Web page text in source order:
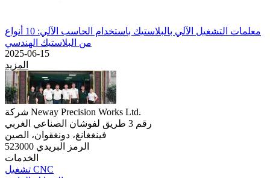
معلمات التشغيل الآلي بالبلاستيك باستخدام الحاسب الآلي: 10 أنواع
من البلاستيك الهندسي
2025-06-15
المزيد
شركة Neway Precision Works Ltd.
رقم 3 طريق لفوشان الصناعي الغربي
فينغغانغ، دونغقوان، الصين
الرمز البريدي 523000
الخدمات
تشغيل CNC